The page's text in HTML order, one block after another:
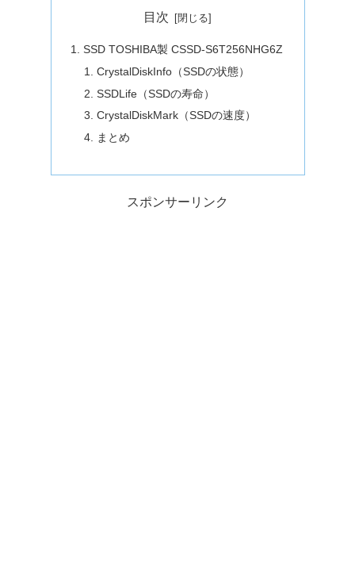
目次
SSD TOSHIBA製 CSSD-S6T256NHG6Z
CrystalDiskInfo（SSDの状態）
SSDLife（SSDの寿命）
CrystalDiskMark（SSDの速度）
まとめ
スポンサーリンク